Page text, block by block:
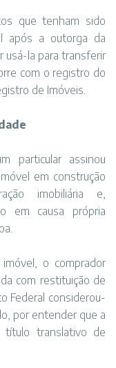
que tenham sido
após a outorga da
usá-la para transferir
com o registro do
de Imóveis.
particular assinou
em construção
imobiliária e,
em causa própria
o comprador
com restituição de
Federal considerou-
por entender que a
título translativo de